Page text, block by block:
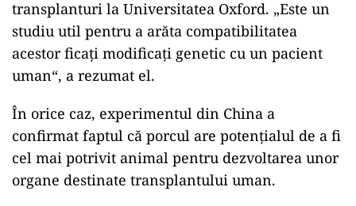
transplanturi la Universitatea Oxford. „Este un
studiu util pentru a arăta compatibilitatea
acestor ficați modificați genetic cu un pacient
uman“, a rezumat el.
În orice caz, experimentul din China a
confirmat faptul că porcul are potențialul de a fi
cel mai potrivit animal pentru dezvoltarea unor
organe destinate transplantului uman.